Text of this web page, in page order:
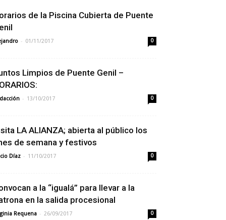
de la Piscina Cubierta de Puente
- 01/11/2017 0
Limpios de Puente Genil –
- 13/10/2017 0
LA ALIANZA; abierta al público los
de semana y festivos
Díaz - 11/10/2017 0
a la “igualá” para llevar a la
en la salida procesional
Requena - 26/09/2017 0